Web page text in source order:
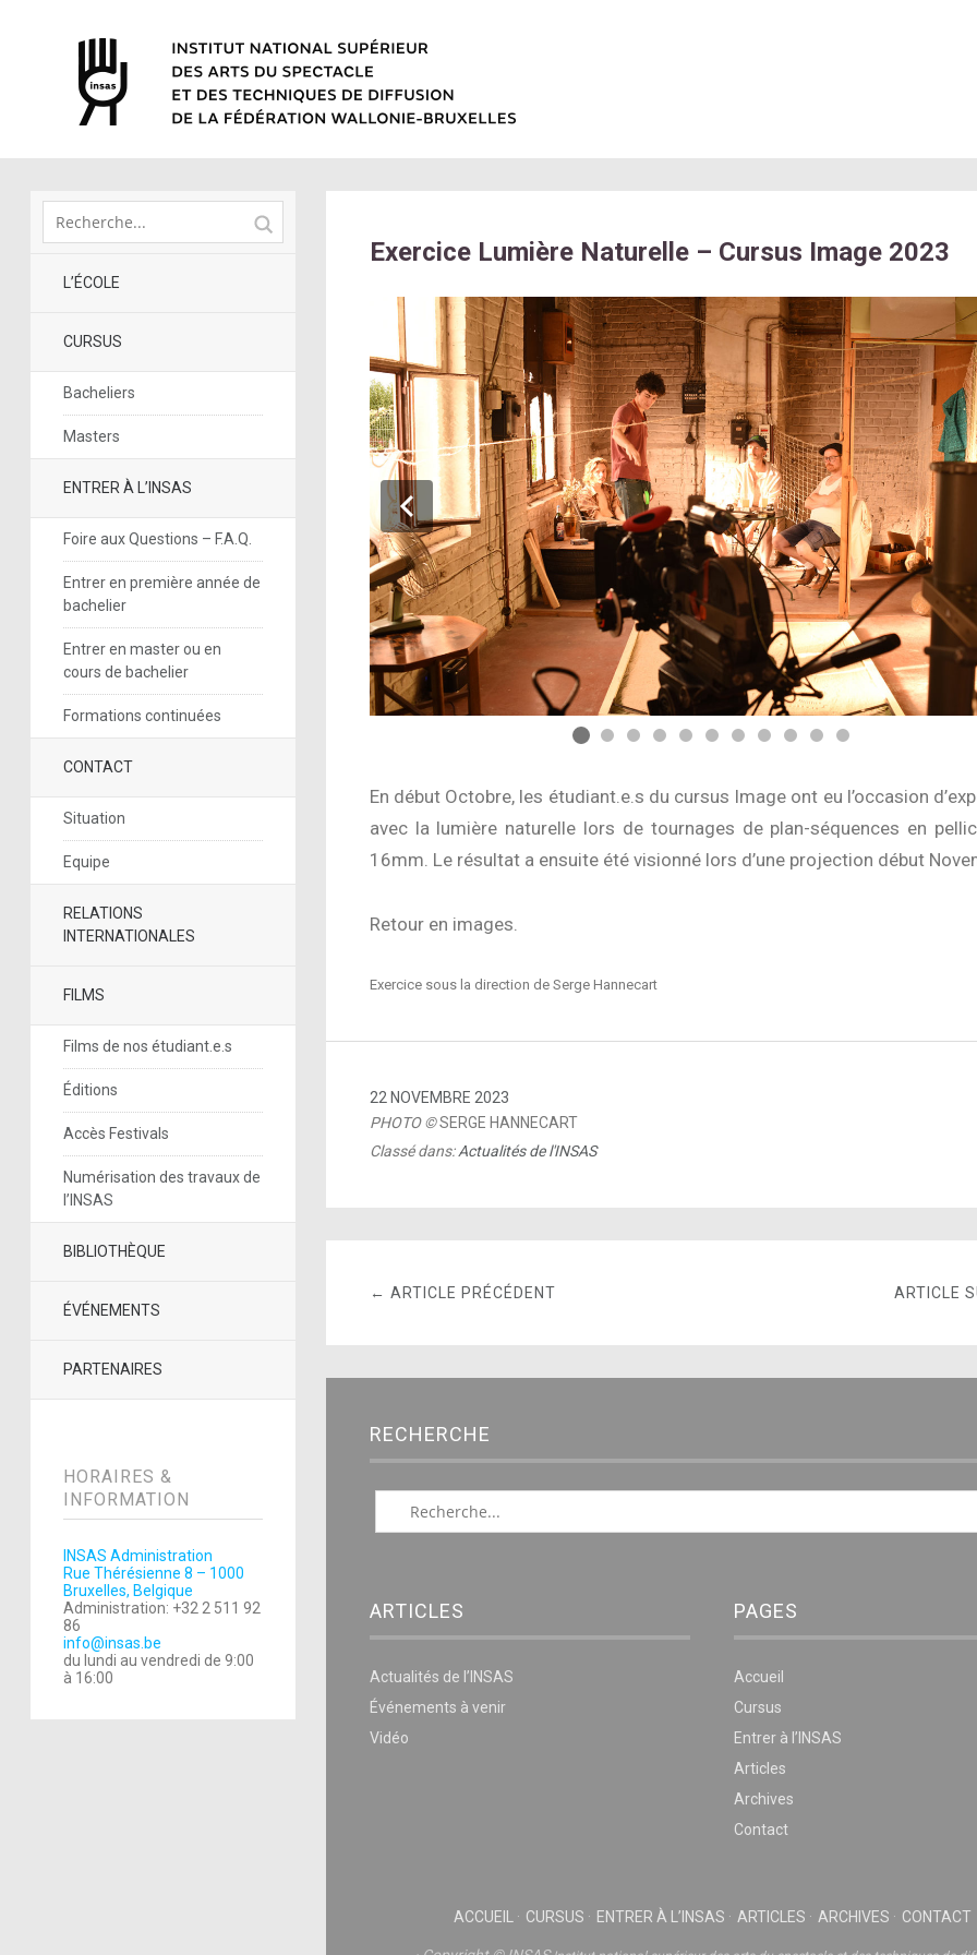
L’ÉCOLE
CURSUS
Bacheliers
Masters
ENTRER À L’INSAS
Foire aux Questions – F.A.Q.
Entrer en première année de
bachelier
Entrer en master ou en
cours de bachelier
Formations continuées
CONTACT
Situation
Equipe
RELATIONS
INTERNATIONALES
FILMS
Films de nos étudiant.e.s
Éditions
Accès Festivals
Numérisation des travaux de
l’INSAS
BIBLIOTHÈQUE
ÉVÉNEMENTS
PARTENAIRES
HORAIRES &
INFORMATION
INSAS Administration
Rue Thérésienne 8 – 1000
Bruxelles, Belgique
Administration: +32 2 511 92
86
info@insas.be
du lundi au vendredi de 9:00
à 16:00
Exercice Lumière Naturelle – Cursus Image 2023
En début Octobre, les étudiant.e.s du cursus Image ont eu l’occasion
avec la lumière naturelle lors de tournages de plan-séquences en
16mm. Le résultat a ensuite été visionné lors d’une projection début
Retour en images.
Exercice sous la direction de Serge Hannecart
22 NOVEMBRE 2023
PHOTO ©SERGE HANNECART
Classé dans:Actualités de l'INSAS
ARTICLE
← ARTICLE PRÉCÉDENT
RECHERCHE
ARTICLES
Actualités de l’INSAS
Événements à venir
Vidéo
PAGES
Accueil
Cursus
Entrer à l’INSAS
Articles
Archives
Contact
ACCUEIL CURSUS ENTRER À L’INSAS ARTICLES ARCHIVES CONTACT